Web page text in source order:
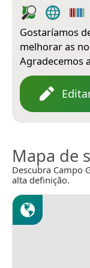
Gostaríamos
melhorar as
Agradecemos
Mapa de
Descubra Campo
alta definição.